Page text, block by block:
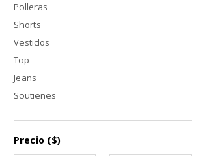
Polleras
Shorts
Vestidos
Top
Jeans
Soutienes
Precio ($)